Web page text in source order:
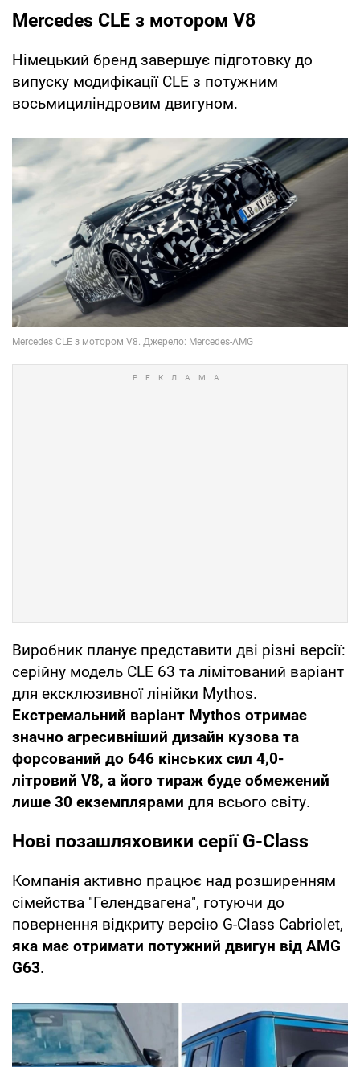
Mercedes CLE з мотором V8
Німецький бренд завершує підготовку до
випуску модифікації CLE з потужним
восьмициліндровим двигуном.
Виробник планує представити дві різні версії:
серійну модель CLE 63 та лімітований варіант
для ексклюзивної лінійки Mythos.
Екстремальний варіант Mythos отримає
значно агресивніший дизайн кузова та
форсований до 646 кінських сил 4,0-
літровий V8, а його тираж буде обмежений
лише 30 екземплярами для всього світу.
Нові позашляховики серії G-Class
Компанія активно працює над розширенням
сімейства "Гелендвагена", готуючи до
повернення відкриту версію G-Class Cabriolet,
яка має отримати потужний двигун від AMG
G63.